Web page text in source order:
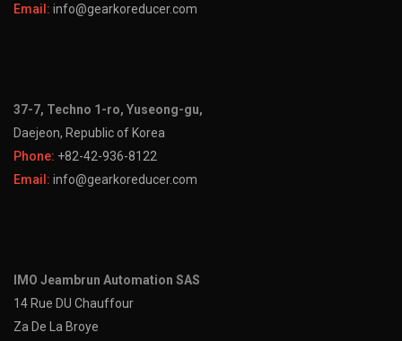
Email: info@gearkoreducer.com
37-7, Techno 1-ro, Yuseong-gu,
Daejeon, Republic of Korea
Phone: +82-42-936-8122
Email: info@gearkoreducer.com
IMO Jeambrun Automation SAS
14 Rue DU Chauffour
Za De La Broye